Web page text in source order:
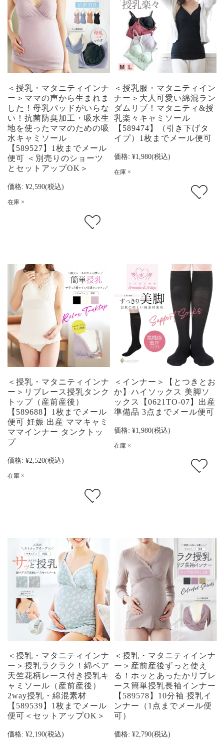
＜授乳・マタニティインナ
ー＞ママの声から生まれま
した！母乳パッドがいらな
い！抗菌防臭加工・吸水生
地を使ったママのための吸
水キャミソール
【589527】1枚までメール
便可 ＜別売りのショーツ
とセットアップOK＞
価格: ¥2,590(税込)
在庫 ×
＜授乳服・マタニティイン
ナー＞大人可愛い綿混ラン
ダムリブ！マタニティ&授
乳楽々キャミソール
【589474】（引き下げタ
イプ）1枚までメール便可
価格: ¥1,980(税込)
在庫 ×
＜授乳・マタニティインナ
ー＞リブレース授乳タンク
トップ（産前産後）
【589688】1枚までメール
便可 妊娠 出産 ママキャミ
ママインナー タンクトッ
プ
価格: ¥2,520(税込)
在庫 ×
＜インナー＞【とつきとお
か】ハイソックス 美脚ソ
ックス【0621TO-07】出産
準備品 3点までメール便可
価格: ¥1,980(税込)
在庫 ×
＜授乳・マタニティインナ
ー＞授乳ラクラク！綿ベア
天竺花柄レース付き授乳キ
ャミソール（産前産後）
2way授乳・綿混素材
【589539】1枚までメール
便可＜セットアップOK＞
価格: ¥2,190(税込)
＜授乳・マタニティインナ
ー＞産前産後ずっと使え
る！ホッとあったかリブレ
ース簡単授乳長袖インナー
【589578】10分袖 授乳イ
ンナー（1点までメール便
可）
価格: ¥2,790(税込)